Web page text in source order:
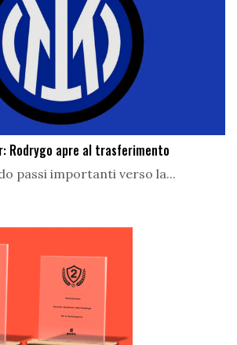
Rodrygo apre al trasferimento
passi importanti verso la...